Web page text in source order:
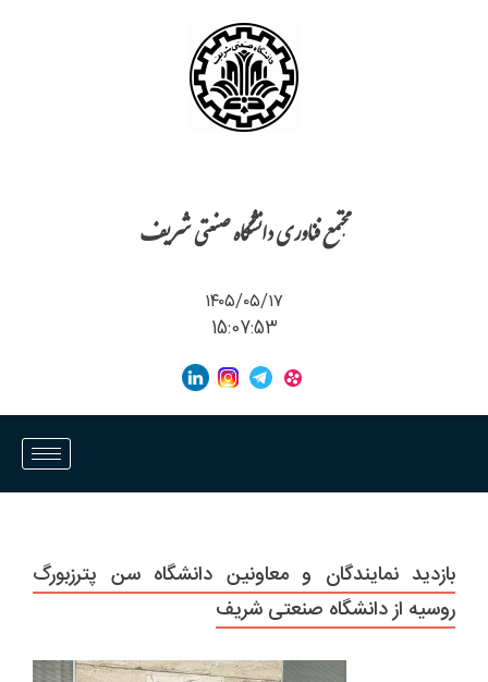
مجتمع فناوری دانشگاه صنعتی شریف
۱۴۰۵/۰۵/۱۷
15:07:53
بازدید نمایندگان و معاونین دانشگاه سن پترزبورگ
روسیه از دانشگاه صنعتی شریف